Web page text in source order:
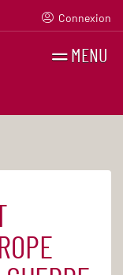
Connexion
MENU